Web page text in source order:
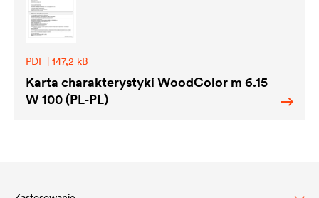
PDF | 147,2 kB
Karta charakterystyki WoodColor m 6.15
W 100 (PL-PL)